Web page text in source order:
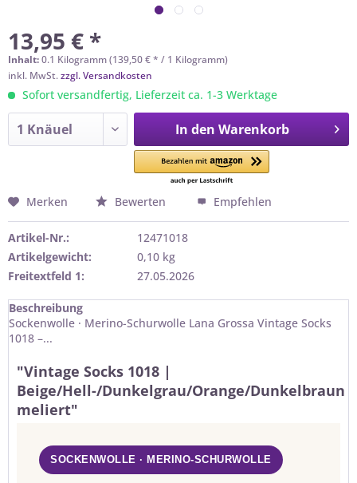
13,95 € *
Inhalt:0.1 Kilogramm (139,50 € * / 1 Kilogramm)
inkl. MwSt.zzgl. Versandkosten
Sofort versandfertig, Lieferzeit ca. 1-3 Werktage
In den Warenkorb
Merken Bewerten Empfehlen
Artikel-Nr.:
12471018
Artikelgewicht:
0,10 kg
Freitextfeld 1:
27.05.2026
Beschreibung
Sockenwolle · Merino-Schurwolle Lana Grossa Vintage Socks
1018 –...
"Vintage Socks 1018 |
Beige/Hell-/Dunkelgrau/Orange/Dunkelbraun
meliert"
SOCKENWOLLE · MERINO-SCHURWOLLE